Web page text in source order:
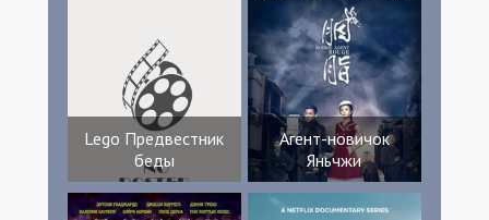
Lego Предвестник
беды
Агент-новичок
Яньчжи